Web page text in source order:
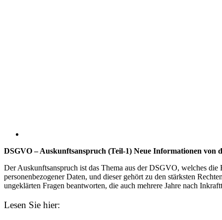
DSGVO – Auskunftsanspruch (Teil-1) Neue Informationen von
Der Auskunftsanspruch ist das Thema aus der DSGVO, welches
personenbezogener Daten, und dieser gehört zu den stärksten
ungeklärten Fragen beantworten, die auch mehrere Jahre nach
Lesen Sie hier: